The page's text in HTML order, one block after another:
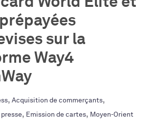
sur la
Way4
, Acquisition de commerçants,
, Emission de cartes, Moyen-Orient